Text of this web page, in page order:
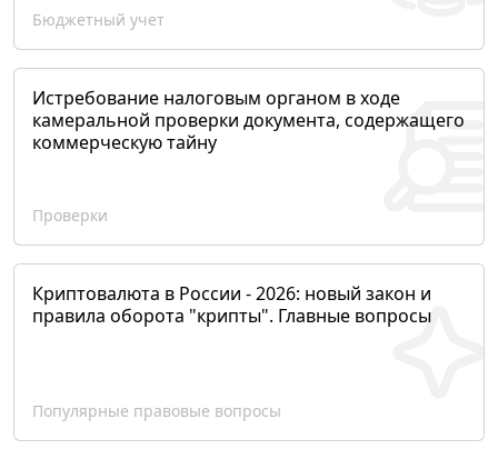
Бюджетный учет
Истребование налоговым органом в ходе
камеральной проверки документа, содержащего
коммерческую тайну
Проверки
Криптовалюта в России - 2026: новый закон и
правила оборота "крипты". Главные вопросы
Популярные правовые вопросы